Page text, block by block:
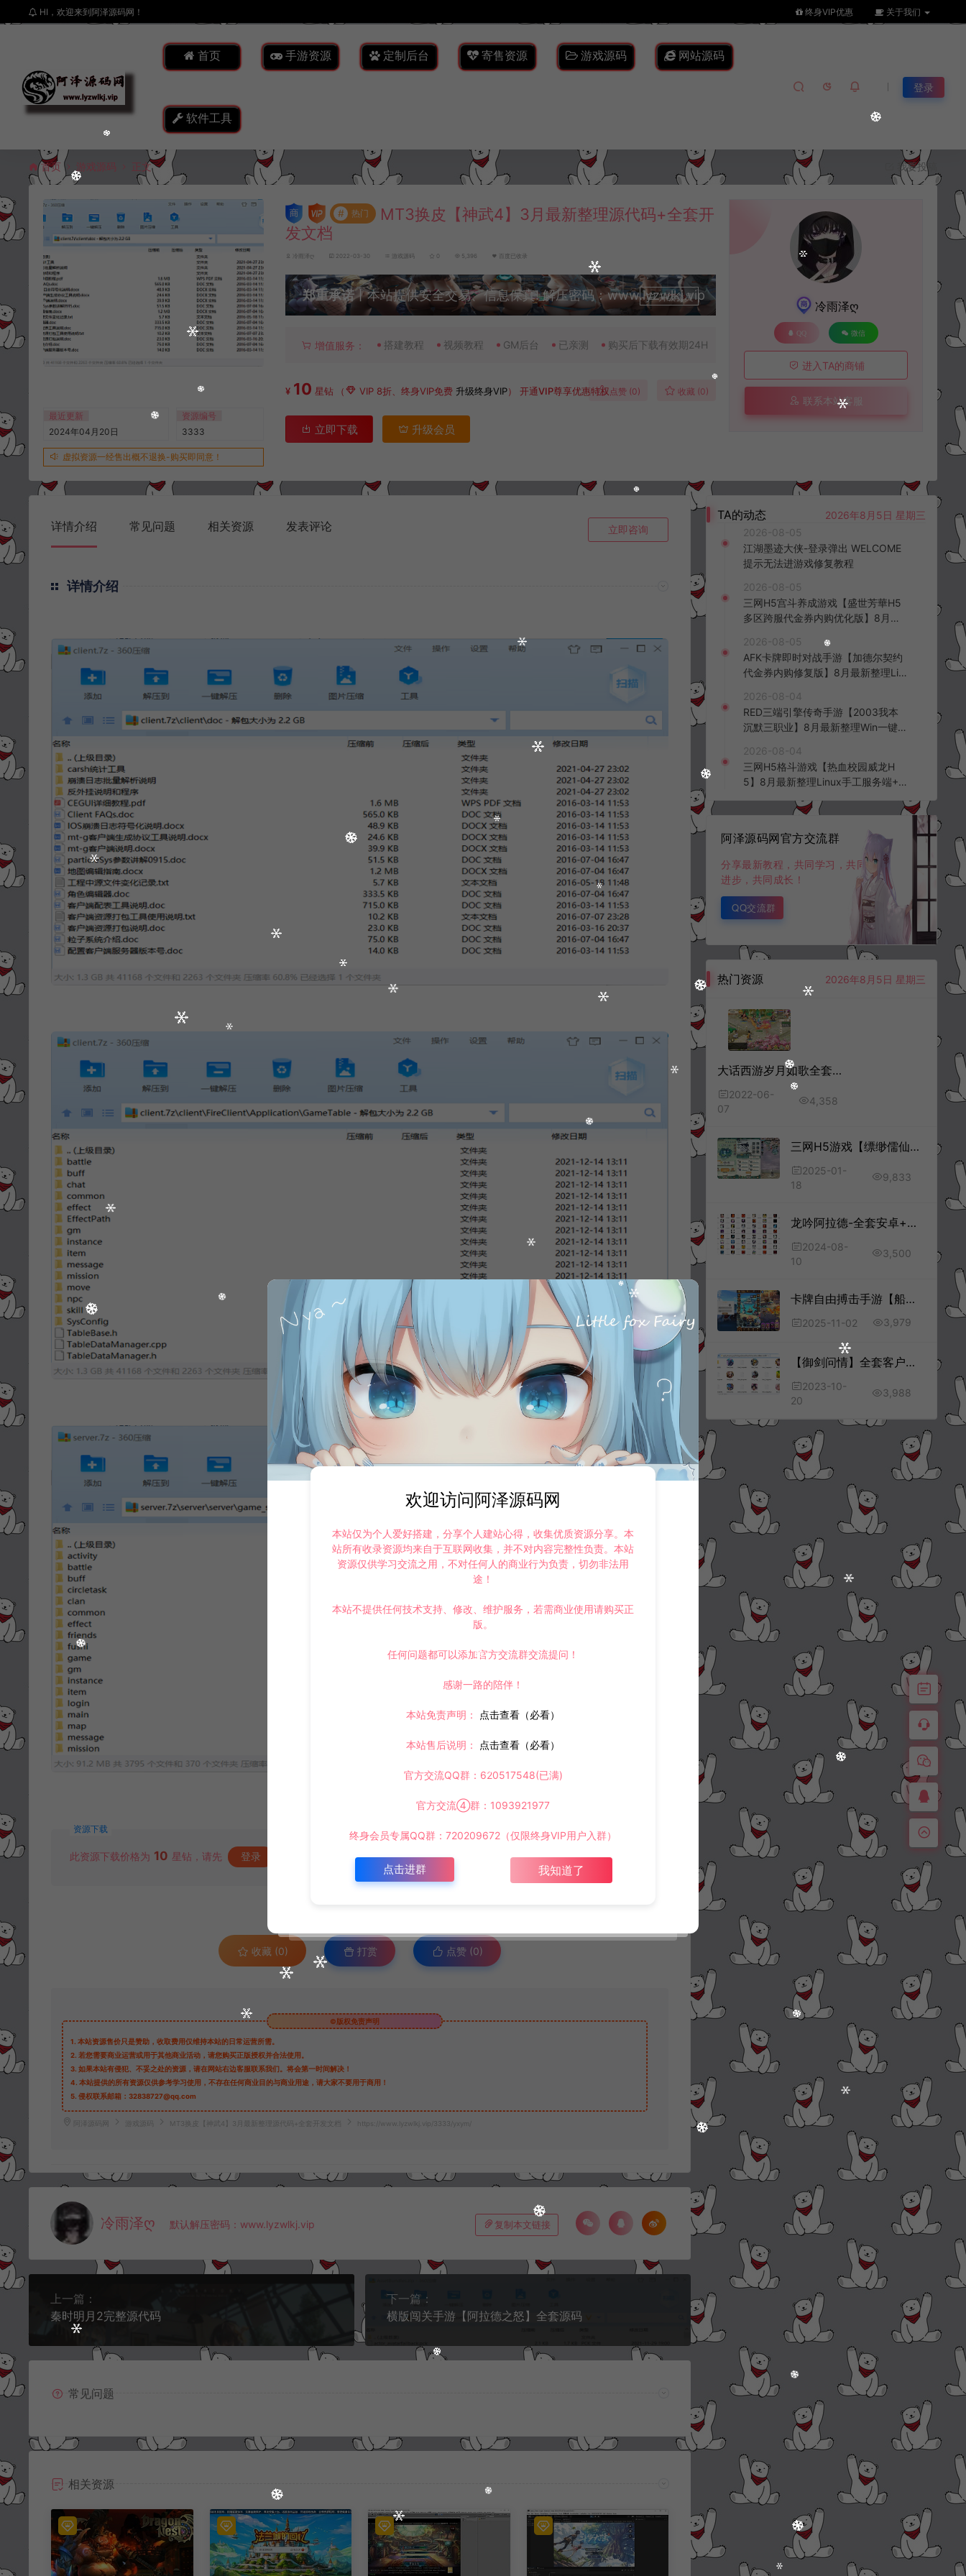
HI，欢迎来到阿泽源码网！ 终身VIP优惠 关于我们
首页 手游资源 定制后台 寄售资源 游戏源码 网站源码
软件工具
登录
首页 游戏源码 正文 我要投稿
最近更新
2024年04月20日
资源编号
3333
虚拟资源一经售出概不退换-购买即同意！
# 热门
MT3换皮【神武4】3月最新整理源代码+全套开
发文档
冷雨泽ღ 2022-03-30 游戏源码 0 5,396 百度已收录
郑重承诺丨本站提供安全交易、信息保真! 解压密码：www.lyzwlkj.vip
升级会员
增值服务： 搭建教程 视频教程 GM后台 已亲测 购买后下载有效期24H
¥ 10 星钻 （ VIP 8折、终身VIP免费 升级终身VIP）开通VIP尊享优惠特权点赞 (0) 收藏 (0)
立即下载 升级会员
冷雨泽ღ
QQ 微信
进入TA的商铺
联系本站客服
详情介绍 常见问题 相关资源 发表评论 立即咨询
详情介绍
资源下载
此资源下载价格为 10 星钻，请先 登录
收藏 (0) 打赏 点赞 (0)
©版权免责声明
1. 本站资源售价只是赞助，收取费用仅维持本站的日常运营所需。
2. 若您需要商业运营或用于其他商业活动，请您购买正版授权并合法使用。
3. 如果本站有侵犯、不妥之处的资源，请在网站右边客服联系我们。将会第一时间解决！
4. 本站提供的所有资源仅供参考学习使用，不存在任何商业目的与商业用途，请大家不要用于商用！
5. 侵权联系邮箱：32838727@qq.com
阿泽源码网 MT3换皮【神武4】3月最新整理源代码+全套开发文档 https://www.lyzwlkj.vip/3333/yxym/
冷雨泽ღ 默认解压密码：www.lyzwlkj.vip 复制本文链接
上一篇：
秦时明月2完整源代码
下一篇：
横版闯关手游【阿拉德之怒】全套源码
常见问题
相关资源
TA的动态
2026年8月5日 星期三
2026-08-05
江湖墨迹大侠-登录弹出 WELCOME
提示无法进游戏修复教程
2026-08-05
三网H5宫斗养成游戏【盛世芳華H5
多区跨服代金券内购优化版】8月最
台+全资源安卓+详细搭建教程+视频
教程
2026-08-05
AFK卡牌即时对战手游【加德尔契约
代金券内购修复版】8月最新整理Lin
K授权后台+安卓苹果双端+详细搭建
教程+视频教程
2026-08-04
RED三端引擎传奇手游【2003我本
沉默三职业】8月最新整理Win一键
2026-08-04
三网H5格斗游戏【热血校园威龙H
5】8月最新整理Linux手工服务端+W
户端+详细搭建教程
阿泽源码网官方交流群
分享最新教程，共同学习，共同
进步，共同成长！
QQ交流群
热门资源 2026年8月5日 星期三
大话西游岁月如歌全套源码
2022-06-
07
4,358
三网H5游戏【缥缈儒仙H5】全套前后端源码+开发文档+部署文档
2025-01-
18
9,833
龙吟阿拉德-全套安卓+苹果客户端源码
2024-08-
10
3,500
卡牌自由搏击手游【船长请开炮】全套服务端源码+客户端源码+GMVue3+策划表+美术包+前后端部署流程文档
2025-11-02 3,979
【御剑问情】全套客户端源码+服务端源码
2023-10-
20
3,988
欢迎访问阿泽源码网
本站仅为个人爱好搭建，分享个人建站心得，收集优质资源分享。本
站所有收录资源均来自于互联网收集，并不对内容完整性负责。本站
资源仅供学习交流之用，不对任何人的商业行为负责，切勿非法用
途！
本站不提供任何技术支持、修改、维护服务，若需商业使用请购买正
版。
任何问题都可以添加官方交流群交流提问！
感谢一路的陪伴！
本站免责声明： 点击查看（必看）
本站售后说明： 点击查看（必看）
官方交流QQ群：620517548(已满)
官方交流④群：1093921977
终身会员专属QQ群：720209672（仅限终身VIP用户入群）
点击进群 我知道了